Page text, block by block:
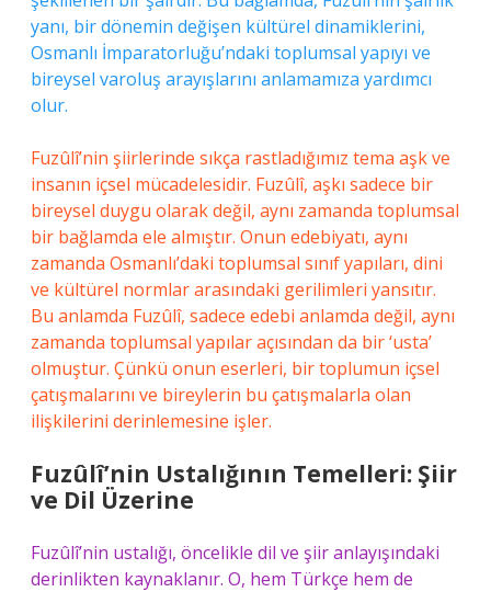
yanı, bir dönemin değişen kültürel dinamiklerini,
Osmanlı İmparatorluğu’ndaki toplumsal yapıyı ve
bireysel varoluş arayışlarını anlamamıza yardımcı
olur.
Fuzûlî’nin şiirlerinde sıkça rastladığımız tema aşk ve
insanın içsel mücadelesidir. Fuzûlî, aşkı sadece bir
bireysel duygu olarak değil, aynı zamanda toplumsal
bir bağlamda ele almıştır. Onun edebiyatı, aynı
zamanda Osmanlı’daki toplumsal sınıf yapıları, dini
ve kültürel normlar arasındaki gerilimleri yansıtır.
Bu anlamda Fuzûlî, sadece edebi anlamda değil, aynı
zamanda toplumsal yapılar açısından da bir ‘usta’
olmuştur. Çünkü onun eserleri, bir toplumun içsel
çatışmalarını ve bireylerin bu çatışmalarla olan
ilişkilerini derinlemesine işler.
Fuzûlî’nin Ustalığının Temelleri: Şiir
ve Dil Üzerine
Fuzûlî’nin ustalığı, öncelikle dil ve şiir anlayışındaki
derinlikten kaynaklanır. O, hem Türkçe hem de